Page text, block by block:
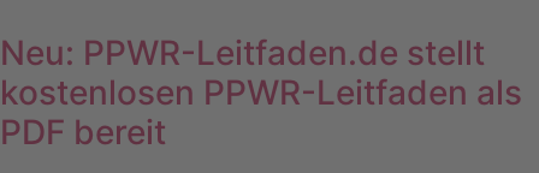
Neu: PPWR-Leitfaden.de stellt
kostenlosen PPWR-Leitfaden als
PDF bereit